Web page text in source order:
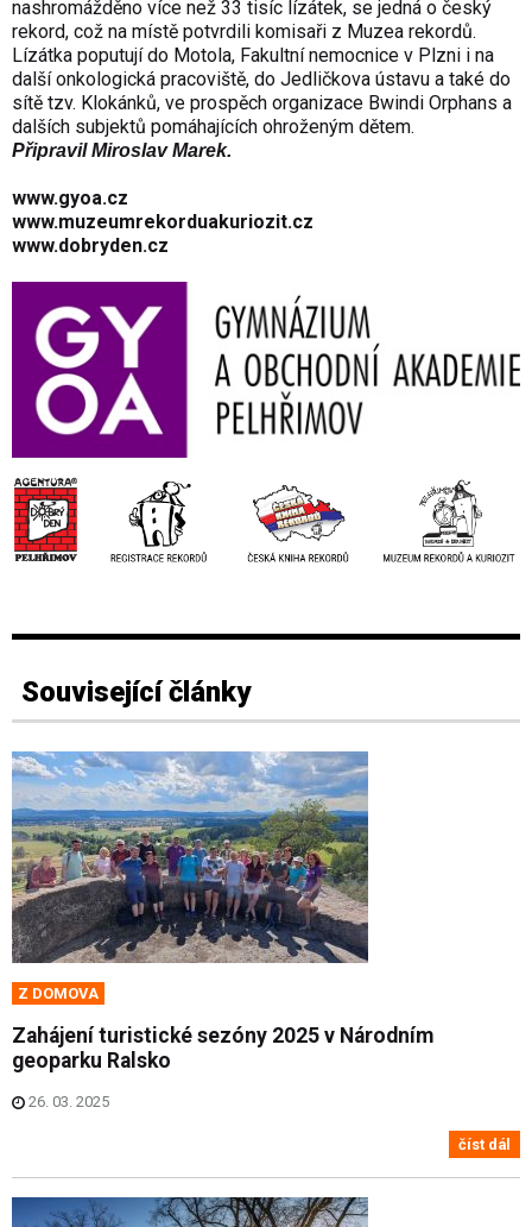
nashromážděno více než 33 tisíc lízátek, se jedná o český
rekord, což na místě potvrdili komisaři z Muzea rekordů.
Lízátka poputují do Motola, Fakultní nemocnice v Plzni i na
další onkologická pracoviště, do Jedličkova ústavu a také do
sítě tzv. Klokánků, ve prospěch organizace Bwindi Orphans a
dalších subjektů pomáhajících ohroženým dětem.
Připravil Miroslav Marek.
www.gyoa.cz
www.muzeumrekorduakuriozit.cz
www.dobryden.cz
Související články
Z DOMOVA
Zahájení turistické sezóny 2025 v Národním
geoparku Ralsko
26. 03. 2025
číst dál